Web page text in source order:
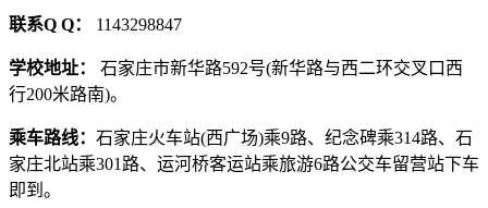
联系Q Q： 1143298847
学校地址： 石家庄市新华路592号(新华路与西二环交叉口西
行200米路南)。
乘车路线： 石家庄火车站(西广场)乘9路、纪念碑乘314路、石
家庄北站乘301路、运河桥客运站乘旅游6路公交车留营站下车
即到。